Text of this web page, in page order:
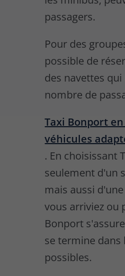
passagers.
Pour des
possible de
des navettes
nombre de
Taxi Bonport
véhicules
. En choisissant
seulement d'un
mais aussi
vous arriviez ou
Bonport
se termine dans
possibles.